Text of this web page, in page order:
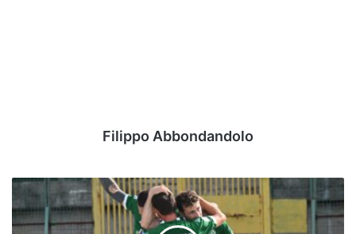
Filippo Abbondandolo
Gol/tiri
in
porta: